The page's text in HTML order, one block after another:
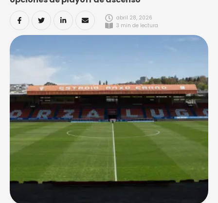
abril 28, 2026
3 min de lectura